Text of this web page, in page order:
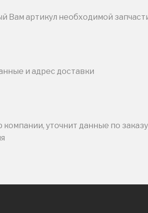
Вам артикул необходимой
и адрес доставки
уточнит данные по